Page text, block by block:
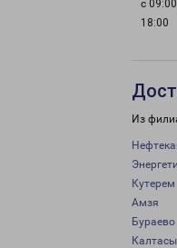
с
18:00
Из
Кутерем
Амзя
Бураево
Калтасы